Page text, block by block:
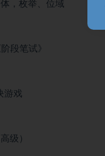
，枚举、位域
段笔试》
游戏
级）